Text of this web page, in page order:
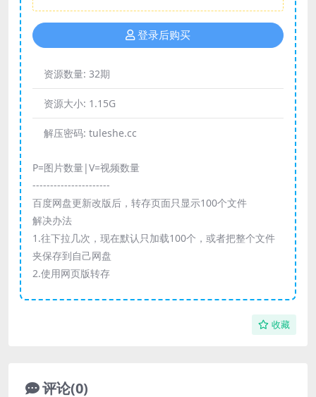
登录后购买
资源数量: 32期
资源大小: 1.15G
解压密码: tuleshe.cc
P=图片数量|V=视频数量
----------------------
百度网盘更新改版后，转存页面只显示100个文件
解决办法
1.往下拉几次，现在默认只加载100个，或者把整个文件
夹保存到自己网盘
2.使用网页版转存
收藏
评论(0)